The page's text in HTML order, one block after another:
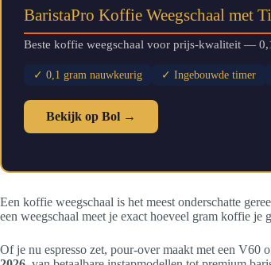
BaristaPro Koffie Weegschaal met
Beste koffie weegschaal voor prijs-kwaliteit —
✓ 0,1 gram nauwkeurig ✓ Ingebouwde timer
Bekijk op Bol →
Een koffie weegschaal is het meest onderschatte
een weegschaal meet je exact hoeveel gram koffie
Of je nu espresso zet, pour-over maakt met een